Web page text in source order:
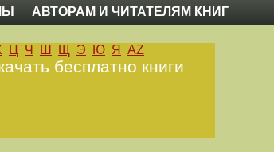
АВТОРАМ И ЧИТАТЕЛЯМ КНИГ
Ц Ч Ш Щ Э Ю Я AZ
бесплатно книги